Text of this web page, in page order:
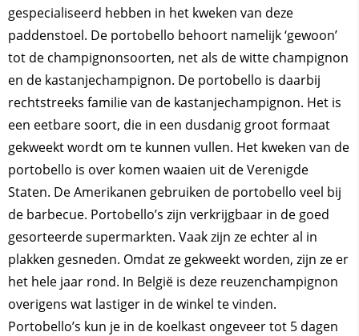
gespecialiseerd hebben in het kweken van deze
paddenstoel. De portobello behoort namelijk ‘gewoon’
tot de champignonsoorten, net als de witte champignon
en de kastanjechampignon. De portobello is daarbij
rechtstreeks familie van de kastanjechampignon. Het is
een eetbare soort, die in een dusdanig groot formaat
gekweekt wordt om te kunnen vullen. Het kweken van de
portobello is over komen waaien uit de Verenigde
Staten. De Amerikanen gebruiken de portobello veel bij
de barbecue. Portobello’s zijn verkrijgbaar in de goed
gesorteerde supermarkten. Vaak zijn ze echter al in
plakken gesneden. Omdat ze gekweekt worden, zijn ze er
het hele jaar rond. In België is deze reuzenchampignon
overigens wat lastiger in de winkel te vinden.
Portobello’s kun je in de koelkast ongeveer tot 5 dagen